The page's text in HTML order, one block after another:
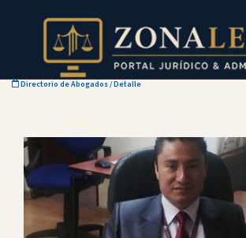
Directorio de Abogados/ Detalle